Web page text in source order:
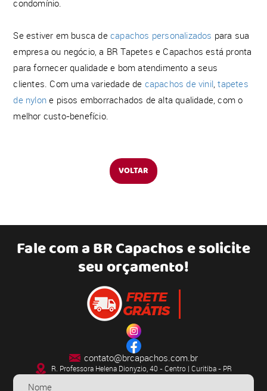
condomínio.
Se estiver em busca decapachos personalizados para sua
empresa ou negócio, a BR Tapetes e Capachos está pronta
para fornecer qualidade e bom atendimento a seus
clientes. Com uma variedade de capachos de vinil,tapetes
de nylon e pisos emborrachados de alta qualidade, com o
melhor custo-benefício.
VOLTAR
Fale com aBR Capachose solicite
seu orçamento!
contato@brcapachos.com.br
R. Professora Helena Dionyzio, 40 - Centro | Curitiba - PR